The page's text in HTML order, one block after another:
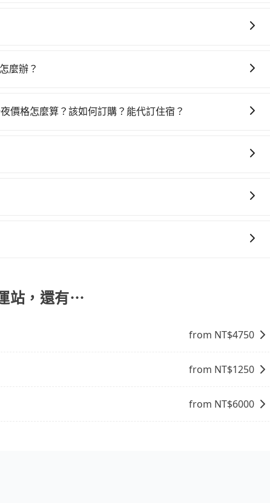
如Toyota Yaris、Prius C、Vios這類乘坐體驗較差的車
尚未歸還，又或者要還車時卻偏偏找不到停車位，對於急著
程車隊，如志陽計程車、七星富貴計程表行等叫車看看。依
於座椅上，以確保行程順利進行。
麼辦？
定好的時間與上車地點沒有看到司機，可主動電話聯繫，可
價格怎麼算？該如何訂購？能代訂住宿？
訂住宿服務。
確認是否能協助安排。
，將有專人協助回覆確認是否能協助安排。」
站，還有⋯
from NT$4750
from NT$1250
from NT$6000